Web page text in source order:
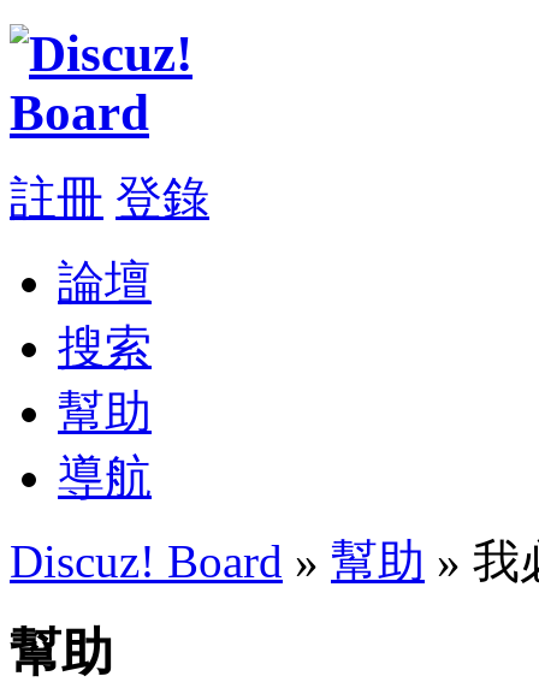
註冊 登錄
論壇
搜索
幫助
導航
Discuz! Board » 幫助 » 我
幫助